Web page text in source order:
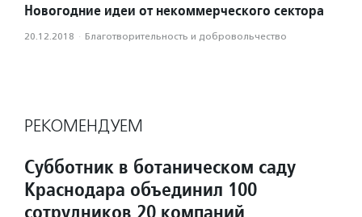
Новогодние идеи от некоммерческого сектора
20.12.2018 · Благотвори­тель­ность и доброволь­чест­во
РЕКОМЕНДУЕМ
Субботник в ботаническом саду
Краснодара объединил 100